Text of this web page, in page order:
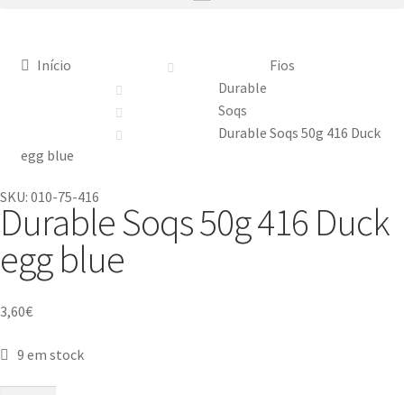
Início
Fios
Durable
Soqs
Durable Soqs 50g 416 Duck
egg blue
SKU: 010-75-416
Durable Soqs 50g 416 Duck
egg blue
3,60€
9 em stock